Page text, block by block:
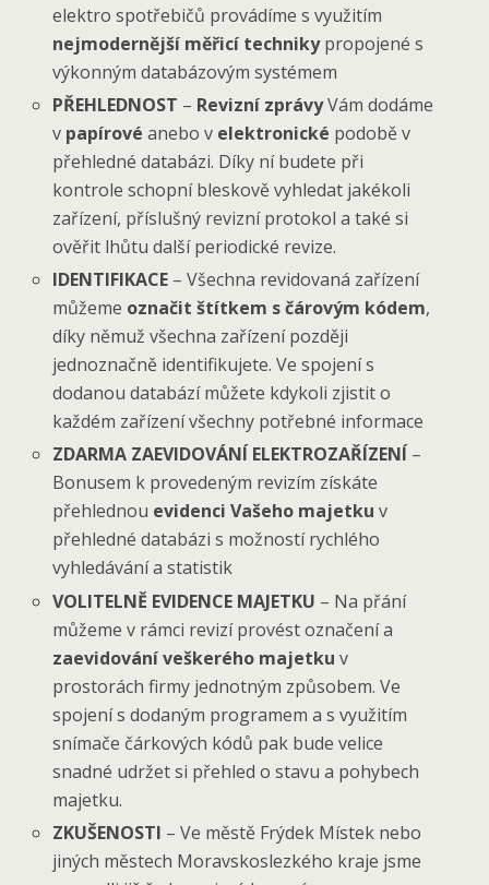
elektro spotřebičů provádíme s využitím
nejmodernější měřicí technikypropojené s
výkonným databázovým systémem
PŘEHLEDNOST – Revizní zprávyVám dodáme
v papírové anebo v elektronické podobě v
přehledné databázi. Díky ní budete při
kontrole schopní bleskově vyhledat jakékoli
zařízení, příslušný revizní protokol a také si
ověřit lhůtu další periodické revize.
IDENTIFIKACE – Všechna revidovaná zařízení
můžeme označit štítkem s čárovým kódem,
díky němuž všechna zařízení později
jednoznačně identifikujete. Ve spojení s
dodanou databází můžete kdykoli zjistit o
každém zařízení všechny potřebné informace
ZDARMA ZAEVIDOVÁNÍ ELEKTROZAŘÍZENÍ –
Bonusem k provedeným revizím získáte
přehlednou evidenci Vašeho majetku v
přehledné databázi s možností rychlého
vyhledávání a statistik
VOLITELNĚ EVIDENCE MAJETKU – Na přání
můžeme v rámci revizí provést označení a
zaevidování veškerého majetku v
prostorách firmy jednotným způsobem. Ve
spojení s dodaným programem a s využitím
snímače čárkových kódů pak bude velice
snadné udržet si přehled o stavu a pohybech
majetku.
ZKUŠENOSTI – Ve městě Frýdek Místek nebo
jiných městech Moravskoslezkého kraje jsme